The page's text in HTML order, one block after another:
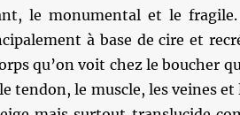
le monumental et le fragile.
à base de cire et
qu’on voit chez le boucher
tendon, le muscle, les veines et